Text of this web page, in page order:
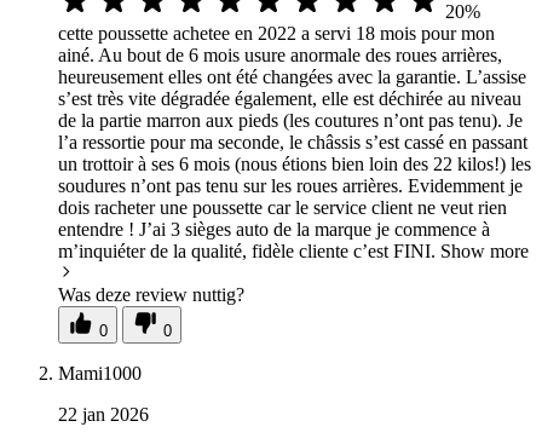
20%
cette poussette achetee en 2022 a servi 18 mois pour mon
ainé. Au bout de 6 mois usure anormale des roues arrières,
heureusement elles ont été changées avec la garantie. L’assise
s’est très vite dégradée également, elle est déchirée au niveau
de la partie marron aux pieds (les coutures n’ont pas tenu). Je
l’a ressortie pour ma seconde, le châssis s’est cassé en passant
un trottoir à ses 6 mois (nous étions bien loin des 22 kilos!) les
soudures n’ont pas tenu sur les roues arrières. Evidemment je
dois racheter une poussette car le service client ne veut rien
entendre ! J’ai 3 sièges auto de la marque je commence à
m’inquiéter de la qualité, fidèle cliente c’est FINI. Show more
Was deze review nuttig?
0 0
Mami1000
22 jan 2026